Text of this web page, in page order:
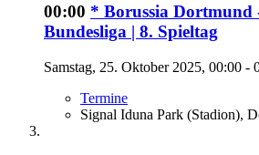
00:00 * Borussia Dortmund
Bundesliga | 8. Spieltag
Samstag, 25. Oktober 2025, 00:00 -
Termine
Signal Iduna Park (Stadion),